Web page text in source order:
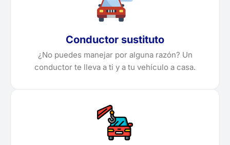
Conductor sustituto
¿No puedes manejar por alguna razón? Un
conductor te lleva a ti y a tu vehículo a casa.